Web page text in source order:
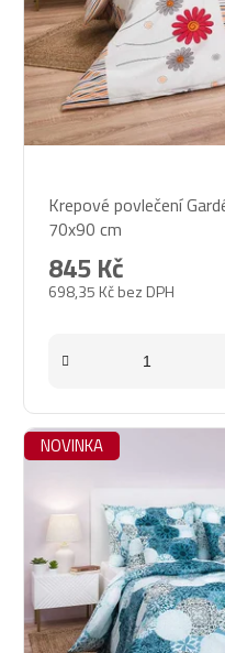
hodnocení
produktu
je
5,0
hvězdiček.
Krepové povlečení
70x90 cm
698,35 Kč bez DPH
845 Kč
NOVINKA